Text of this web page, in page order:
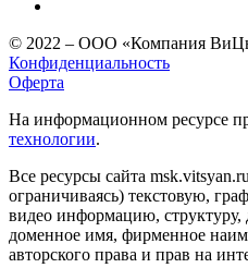
© 2022 – ООО «Компания
Конфиденциальность
Оферта
На информационном ресурсе
технологии.
Все ресурсы сайта
ограничиваясь) текстовую,
видео информацию,
доменное имя, фирменное
авторского права и прав на